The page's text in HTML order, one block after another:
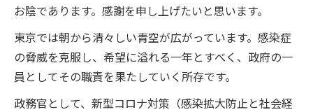
お陰であります。感謝を申し上げたいと思います。
東京では朝から清々しい青空が広がっています。感染症
の脅威を克服し、希望に溢れる一年とすべく、政府の一
員としてその職責を果たしていく所存です。
政務官として、新型コロナ対策（感染拡大防止と社会経